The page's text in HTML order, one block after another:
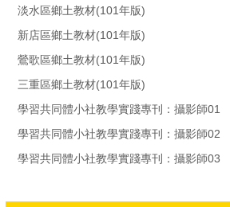
淡水區鄉土教材(101年版)
新店區鄉土教材(101年版)
鶯歌區鄉土教材(101年版)
三重區鄉土教材(101年版)
學習共同體小社教學實踐專刊：攝影師01
學習共同體小社教學實踐專刊：攝影師02
學習共同體小社教學實踐專刊：攝影師03